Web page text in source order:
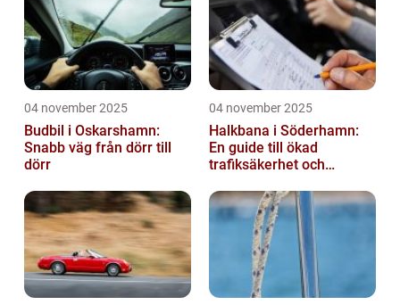
04 november 2025
Budbil i Oskarshamn:
Snabb väg från dörr till
dörr
04 november 2025
Halkbana i Söderhamn:
En guide till ökad
trafiksäkerhet och